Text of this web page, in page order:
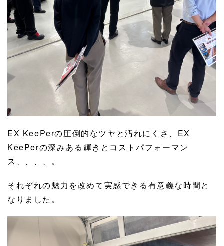
EX KeePerの圧倒的なツヤと汚れにくさ、EX
KeePerの深みある輝きとコストパフォーマン
ス、、、、。
それぞれの魅力を改めて実感できる有意義な時間と
なりました。